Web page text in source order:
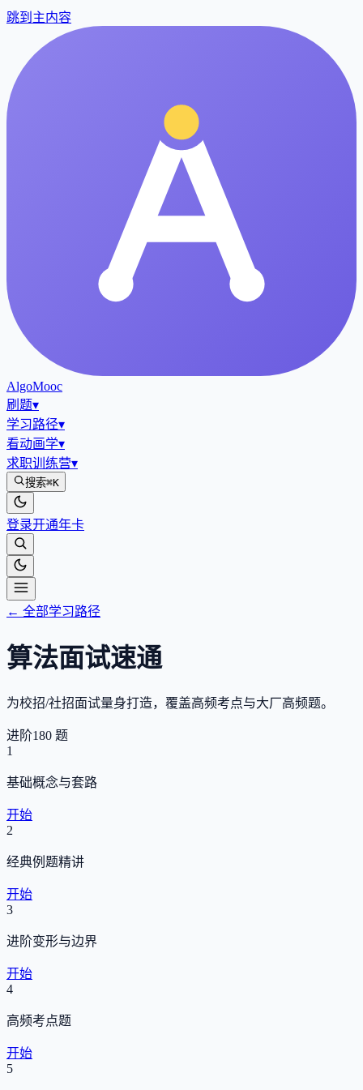
跳到主内容
AlgoMooc
刷题▾
学习路径▾
看动画学▾
求职训练营▾
搜索⌘K
登录开通年卡
← 全部学习路径
算法面试速通
为校招/社招面试量身打造，覆盖高频考点与大厂高频题。
进阶180 题
1
基础概念与套路
开始
2
经典例题精讲
开始
3
进阶变形与边界
开始
4
高频考点题
开始
5